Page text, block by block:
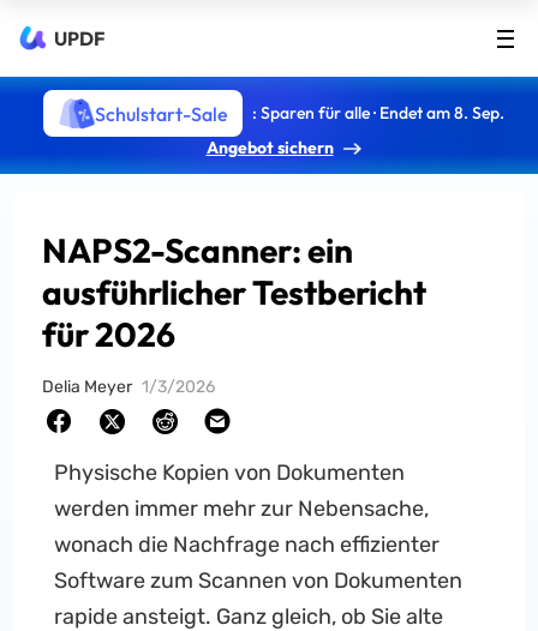
UPDF
Schulstart-Sale
: Sparen für alle · Endet am 8. Sep.
Angebot sichern
NAPS2-Scanner: ein
ausführlicher Testbericht
für 2026
Delia Meyer 1/3/2026
Physische Kopien von Dokumenten
werden immer mehr zur Nebensache,
wonach die Nachfrage nach effizienter
Software zum Scannen von Dokumenten
rapide ansteigt. Ganz gleich, ob Sie alte